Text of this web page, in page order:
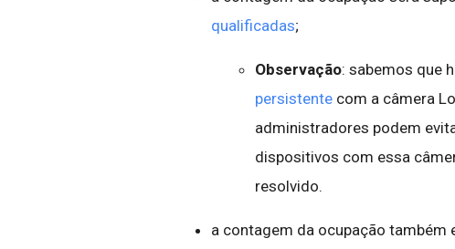
qualificadas;
Observação: sabemos que
persistente com a câmera
administradores podem
dispositivos com essa
resolvido.
a contagem da ocupação também